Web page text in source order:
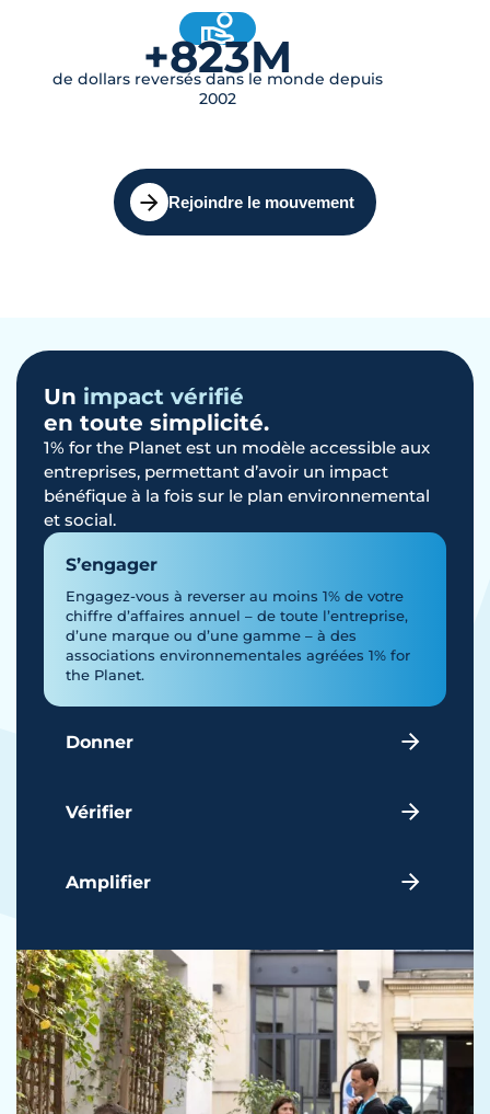
+823M
de dollars reversés dans le monde depuis
2002
Rejoindre le mouvement
Un impact vérifié
en toute simplicité.
1% for the Planet est un modèle accessible aux
entreprises, permettant d’avoir un impact
bénéfique à la fois sur le plan environnemental
et social.
S’engager
Engagez-vous à reverser au moins 1% de votre
chiffre d’affaires annuel – de toute l’entreprise,
d’une marque ou d’une gamme – à des
associations environnementales agréées 1% for
the Planet.
Donner
Vérifier
Amplifier